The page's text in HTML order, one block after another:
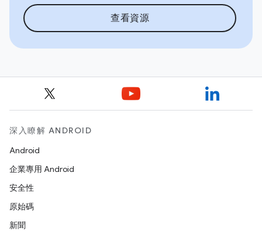
查看資源
深入瞭解 ANDROID
Android
企業專用 Android
安全性
原始碼
新聞